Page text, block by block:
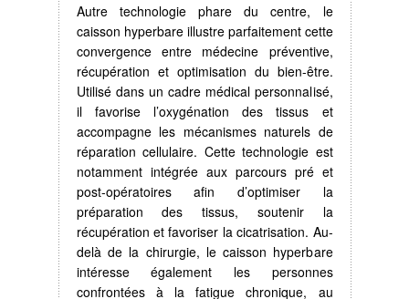
Autre technologie phare du centre, le
caisson hyperbare illustre parfaitement cette
convergence entre médecine préventive,
récupération et optimisation du bien-être.
Utilisé dans un cadre médical personnalisé,
il favorise l’oxygénation des tissus et
accompagne les mécanismes naturels de
réparation cellulaire. Cette technologie est
notamment intégrée aux parcours pré et
post-opératoires afin d’optimiser la
préparation des tissus, soutenir la
récupération et favoriser la cicatrisation. Au-
delà de la chirurgie, le caisson hyperbare
intéresse également les personnes
confrontées à la fatigue chronique, au